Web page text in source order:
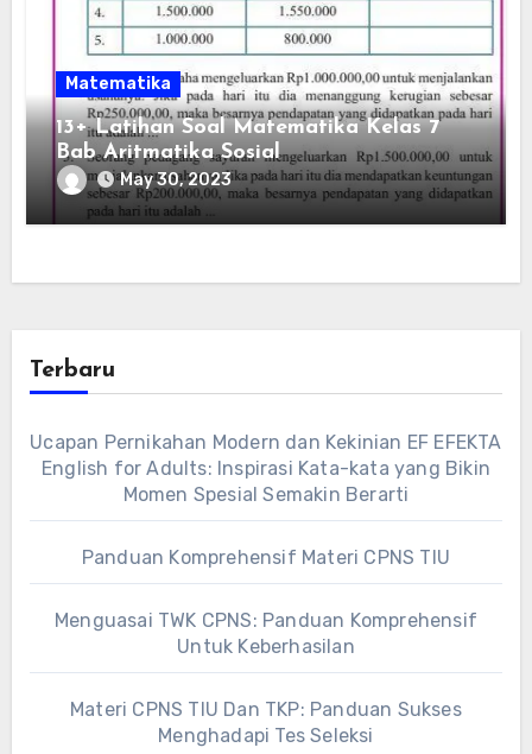
Matematika
13+ Latihan Soal Matematika Kelas 7
Bab Aritmatika Sosial
May 30, 2023
Terbaru
Ucapan Pernikahan Modern dan Kekinian EF EFEKTA
English for Adults: Inspirasi Kata-kata yang Bikin
Momen Spesial Semakin Berarti
Panduan Komprehensif Materi CPNS TIU
Menguasai TWK CPNS: Panduan Komprehensif
Untuk Keberhasilan
Materi CPNS TIU Dan TKP: Panduan Sukses
Menghadapi Tes Seleksi